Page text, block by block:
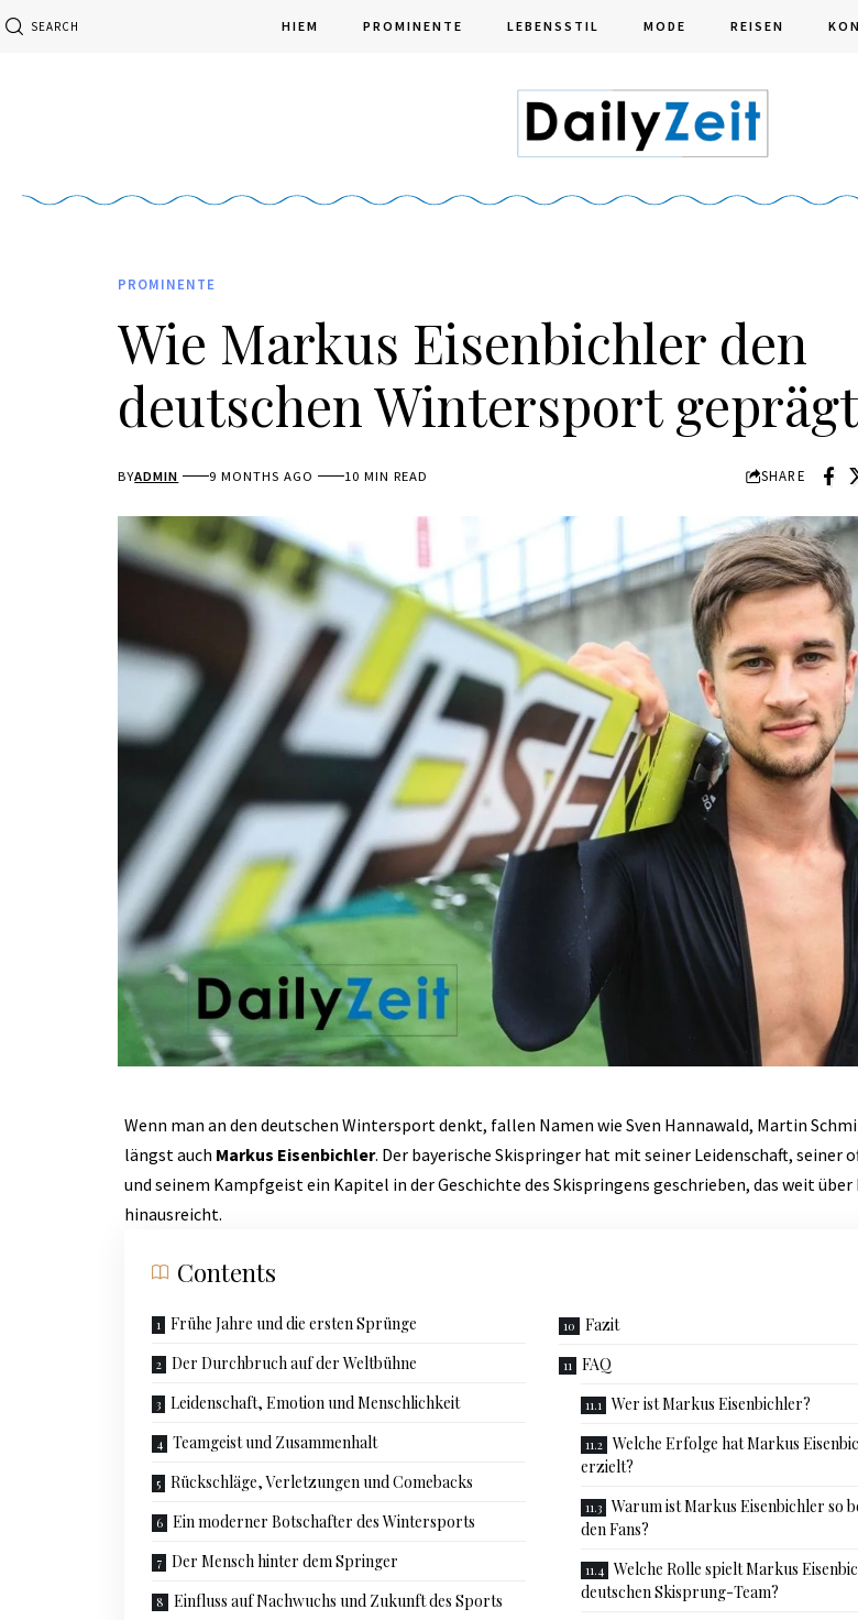
SEARCH HIEM PROMINENTE LEBENSSTIL MODE REISEN
PROMINENTE
Wie Markus Eisenbichler den
deutschen Wintersport
BYADMIN 9 MONTHS AGO 10 MIN READ SHARE
Wenn man an den deutschen Wintersport denkt, fallen Namen wie Sven Hannawald, Martin
längst auch Markus Eisenbichler. Der bayerische Skispringer hat mit seiner Leidenschaft, seiner
und seinem Kampfgeist ein Kapitel in der Geschichte des Skispringens geschrieben, das weit über
hinausreicht.
Contents
Frühe Jahre und die ersten Sprünge
Der Durchbruch auf der Weltbühne
Leidenschaft, Emotion und Menschlichkeit
Teamgeist und Zusammenhalt
Rückschläge, Verletzungen und Comebacks
Ein moderner Botschafter des Wintersports
Der Mensch hinter dem Springer
Einfluss auf Nachwuchs und Zukunft des Sports
Fazit
FAQ
Wer ist Markus Eisenbichler?
Welche Erfolge hat Markus
erzielt?
Warum ist Markus Eisenbichler so
den Fans?
Welche Rolle spielt Markus
deutschen Skisprung-Team?